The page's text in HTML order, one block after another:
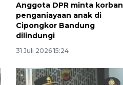
Anggota DPR minta korban
penganiayaan anak di
Cipongkor Bandung
dilindungi
31 Juli 2026 15:24